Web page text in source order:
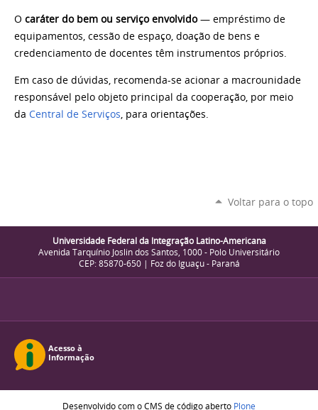
O caráter do bem ou serviço envolvido— empréstimo de
equipamentos, cessão de espaço, doação de bens e
credenciamento de docentes têm instrumentos próprios.
Em caso de dúvidas, recomenda-se acionar a macrounidade
responsável pelo objeto principal da cooperação, por meio
da Central de Serviços, para orientações.
Voltar para o topo
Universidade Federal da Integração Latino-Americana
Avenida Tarquínio Joslin dos Santos, 1000 - Polo Universitário
CEP: 85870-650 | Foz do Iguaçu - Paraná
Desenvolvido com o CMS de código aberto Plone